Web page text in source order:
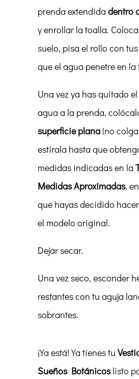
prenda extendida dentro
y enrollar la toalla.
suelo, pisa el rollo con
que el agua penetre en la
Una vez ya has quitado
agua a la prenda,
superficie plana(no
estírala hasta que
medidas indicadas en la
Medidas Aproximadas,
que hayas decidido
el modelo original.
Dejar secar.
Una vez seco, esconder
restantes con tu aguja
sobrantes.
¡Ya está! Ya tienes tu
Sueños Botánicoslisto